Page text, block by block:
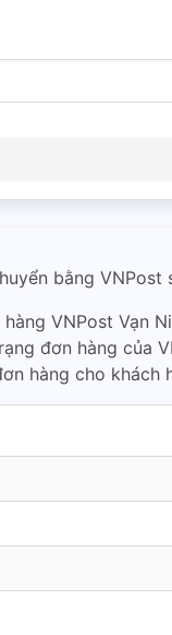
bằng VNPost
VNPost Vạn
đơn hàng của
hàng cho khách